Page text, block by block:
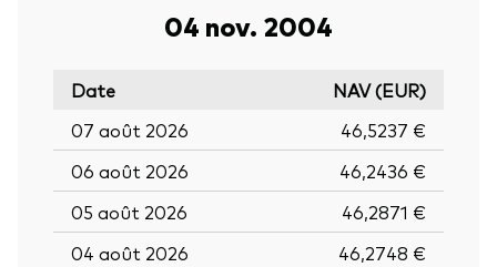
04 nov. 2004
Date
NAV (EUR)
07 août 2026
46,5237 €
06 août 2026
46,2436 €
05 août 2026
46,2871 €
04 août 2026
46,2748 €